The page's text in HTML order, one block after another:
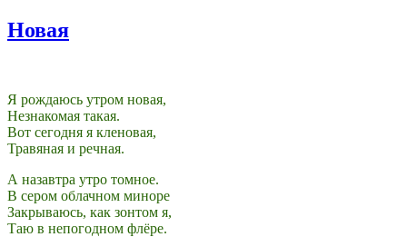
Новая
Я рождаюсь утром новая,
Незнакомая такая.
Вот сегодня я кленовая,
Травяная и речная.
А назавтра утро томное.
В сером облачном миноре
Закрываюсь, как зонтом я,
Таю в непогодном флёре.